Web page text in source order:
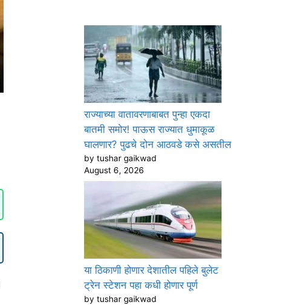
राज्याच्या वातावरणाबाबत पुन्हा एकदा
बातमी समोर! पाऊस राज्यात धुमाकूळ
घालणार? पुढचे दोन आठवडे कसे असतील
by tushar gaikwad
August 6, 2026
या ठिकाणी होणार देशातील पहिले बुलेट
ट्रेन स्टेशन पहा कधी होणार पूर्ण
by tushar gaikwad